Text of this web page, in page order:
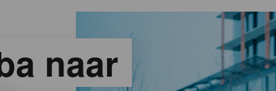
naar